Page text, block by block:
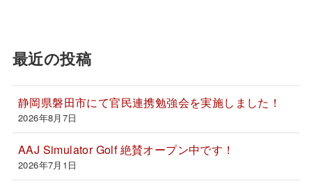
最近の投稿
静岡県磐田市にて官民連携勉強会を実施しました！
2026年8月7日
AAJ Simulator Golf 絶賛オープン中です！
2026年7月1日